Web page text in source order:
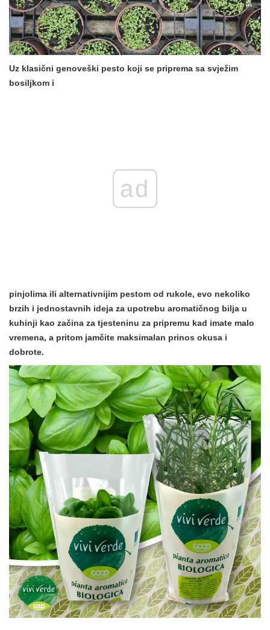
Uz klasični genoveški pesto koji se priprema sa svježim
bosiljkom i
ad
pinjolima ili alternativnijim pestom od rukole, evo nekoliko
brzih i jednostavnih ideja za upotrebu aromatičnog bilja u
kuhinji kao začina za tjesteninu za pripremu kad imate malo
vremena, a pritom jamčite maksimalan prinos okusa i
dobrote.